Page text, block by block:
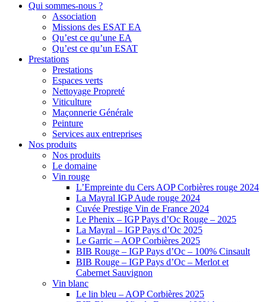
Qui sommes-nous ?
Association
Missions des ESAT EA
Qu’est ce qu’une EA
Qu’est ce qu’un ESAT
Prestations
Prestations
Espaces verts
Nettoyage Propreté
Viticulture
Maçonnerie Générale
Peinture
Services aux entreprises
Nos produits
Nos produits
Le domaine
Vin rouge
L’Empreinte du Cers AOP Corbières rouge 2024
La Mayral IGP Aude rouge 2024
Cuvée Prestige Vin de France 2024
Le Phenix – IGP Pays d’Oc Rouge – 2025
La Mayral – IGP Pays d’Oc 2025
Le Garric – AOP Corbières 2025
BIB Rouge – IGP Pays d’Oc – 100% Cinsault
BIB Rouge – IGP Pays d’Oc – Merlot et
Cabernet Sauvignon
Vin blanc
Le lin bleu – AOP Corbières 2025